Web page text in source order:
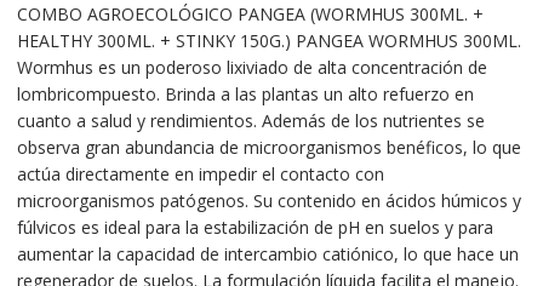
COMBO AGROECOLÓGICO PANGEA (WORMHUS 300ML. +
HEALTHY 300ML. + STINKY 150G.) PANGEA WORMHUS 300ML.
Wormhus es un poderoso lixiviado de alta concentración de
lombricompuesto. Brinda a las plantas un alto refuerzo en
cuanto a salud y rendimientos. Además de los nutrientes se
observa gran abundancia de microorganismos benéficos, lo que
actúa directamente en impedir el contacto con
microorganismos patógenos. Su contenido en ácidos húmicos y
fúlvicos es ideal para la estabilización de pH en suelos y para
aumentar la capacidad de intercambio catiónico, lo que hace un
regenerador de suelos. La formulación líquida facilita el manejo.